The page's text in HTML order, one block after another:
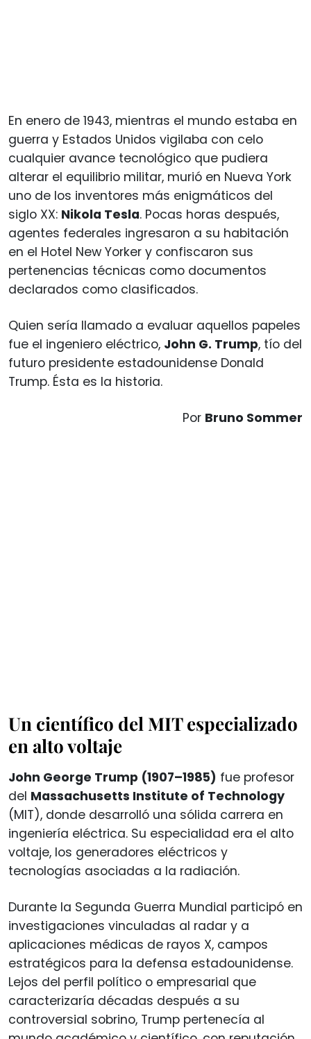
En enero de 1943, mientras el mundo estaba en
guerra y Estados Unidos vigilaba con celo
cualquier avance tecnológico que pudiera
alterar el equilibrio militar, murió en Nueva York
uno de los inventores más enigmáticos del
siglo XX: Nikola Tesla. Pocas horas después,
agentes federales ingresaron a su habitación
en el Hotel New Yorker y confiscaron sus
pertenencias técnicas como documentos
declarados como clasificados.
Quien sería llamado a evaluar aquellos papeles
fue el ingeniero eléctrico, John G. Trump, tío del
futuro presidente estadounidense Donald
Trump. Ésta es la historia.
Por Bruno Sommer
Un científico del MIT especializado
en alto voltaje
John George Trump (1907–1985) fue profesor
del Massachusetts Institute of Technology
(MIT), donde desarrolló una sólida carrera en
ingeniería eléctrica. Su especialidad era el alto
voltaje, los generadores eléctricos y
tecnologías asociadas a la radiación.
Durante la Segunda Guerra Mundial participó en
investigaciones vinculadas al radar y a
aplicaciones médicas de rayos X, campos
estratégicos para la defensa estadounidense.
Lejos del perfil político o empresarial que
caracterizaría décadas después a su
controversial sobrino, Trump pertenecía al